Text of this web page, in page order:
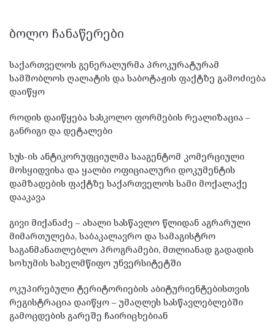
ᲑᲝᲚᲝ ᲩᲐᲜᲐᲬᲔᲠᲔᲑᲘ
საქართველოს გენერალურმა პროკურატურამ
სამშობლოს ღალატის და საბოტაჟის ფაქტზე გამოძიება
დაიწყო
როდის დაიწყება სასკოლო ფორმების რეალიზაცია –
განრიგი და დეტალები
სუს-ის ანტიკორუფციულმა სააგენტომ კომერციული
მოსყიდვისა და ყალბი ოფიციალური დოკუმენტის
დამზადების ფაქტზე საქართველოს სამი მოქალაქე
დააკავა
გივი მიქანაძე – ახალი სასწავლო წლიდან აგრარული
მიმართულება, საბაკალავრო და სამაგისტრო
საგანმანათლებლო პროგრამები, მთლიანად გადადის
სოხუმის სახელმწიფო უნვერსიტეტში
ოკუპირებული ტერიტორიების აბიტურიენტებისთვის
რეგისტრაცია დაიწყო – უმაღლეს სასწავლებლებში
გამოცდების გარეშე ჩაირიცხებიან